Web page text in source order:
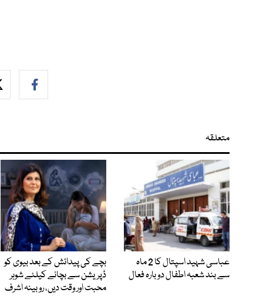
متعلقہ
عباسی شہید اسپتال کا 2 ماہ
سے بند شعبہ اطفال دوبارہ فعال
بچے کی پیدائش کے بعد بیوی کو
ڈپریشن سے بچانے کیلئے شوہر
محبت اور وقت دیں، روبینہ اشرف